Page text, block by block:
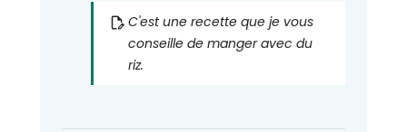
C'est une recette que je vous
conseille de manger avec du
riz.